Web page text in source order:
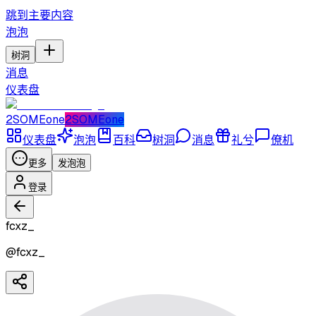
跳到主要内容
泡泡
树洞
消息
仪表盘
2SOMEone2SOMEone
仪表盘
泡泡 百科 树洞 消息 礼兮 僚机
更多 发泡泡
登录
fcxz_
@fcxz_